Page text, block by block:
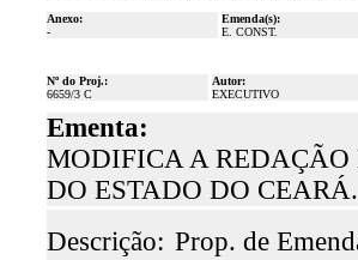
Anexo:
-
Emenda(s):
E. CONST.
Nº do Proj.:
6659/3 C
Autor:
EXECUTIVO
Ementa:
MODIFICA A REDAÇÃO
DO ESTADO DO CEARÁ.
Descrição: Prop. de